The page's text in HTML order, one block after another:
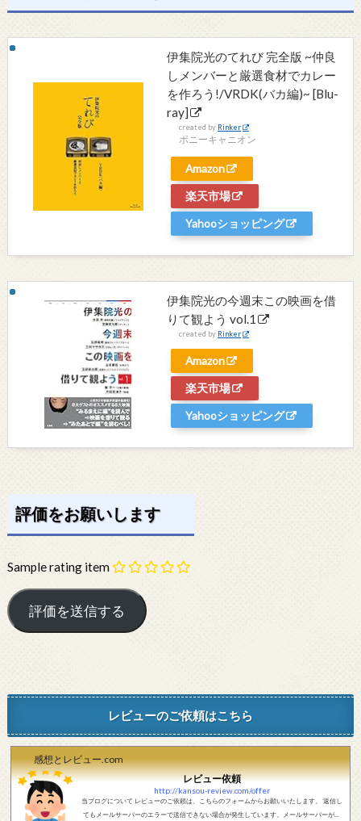
伊集院光のてれび 完全版 ~仲良
しメンバーと厳選食材でカレー
を作ろう!/VRDK(バカ編)~ [Blu-
ray]
created by Rinker
ポニーキャニオン
Amazon
楽天市場
Yahooショッピング
伊集院光の今週末この映画を借
りて観よう vol.1
created by Rinker
Amazon
楽天市場
Yahooショッピング
評価をお願いします
Sample rating item
レビューのご依頼はこちら
感想とレビュー.com
レビュー依頼
http://kansou-review.com/offer
当ブログについて レビューのご依頼は、こちらのフォームからお願いいたします。 返信し
てもメールサーバーのエラーで送信できない場合が発生しています。メールサーバーが正